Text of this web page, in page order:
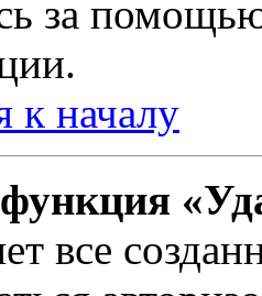
за
к началу
все